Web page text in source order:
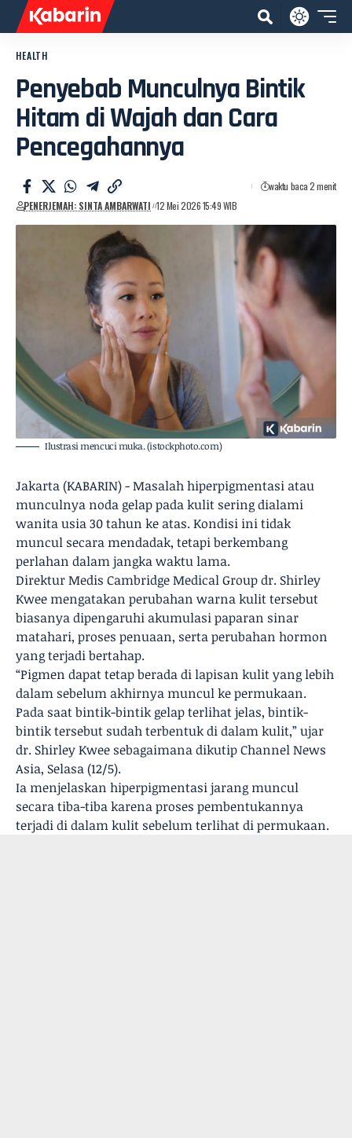
HEALTH
Penyebab Munculnya Bintik
Hitam di Wajah dan Cara
Pencegahannya
PENERJEMAH: SINTA AMBARWATI 12 Mei 2026 15:49 WIB
waktu baca 2 menit
Ilustrasi mencuci muka. (istockphoto.com)
Jakarta (KABARIN) - Masalah hiperpigmentasi atau
munculnya noda gelap pada kulit sering dialami
wanita usia 30 tahun ke atas. Kondisi ini tidak
muncul secara mendadak, tetapi berkembang
perlahan dalam jangka waktu lama.
Direktur Medis Cambridge Medical Group dr. Shirley
Kwee mengatakan perubahan warna kulit tersebut
biasanya dipengaruhi akumulasi paparan sinar
matahari, proses penuaan, serta perubahan hormon
yang terjadi bertahap.
“Pigmen dapat tetap berada di lapisan kulit yang lebih
dalam sebelum akhirnya muncul ke permukaan.
Pada saat bintik-bintik gelap terlihat jelas, bintik-
bintik tersebut sudah terbentuk di dalam kulit,” ujar
dr. Shirley Kwee sebagaimana dikutip Channel News
Asia, Selasa (12/5).
Ia menjelaskan hiperpigmentasi jarang muncul
secara tiba-tiba karena proses pembentukannya
terjadi di dalam kulit sebelum terlihat di permukaan.